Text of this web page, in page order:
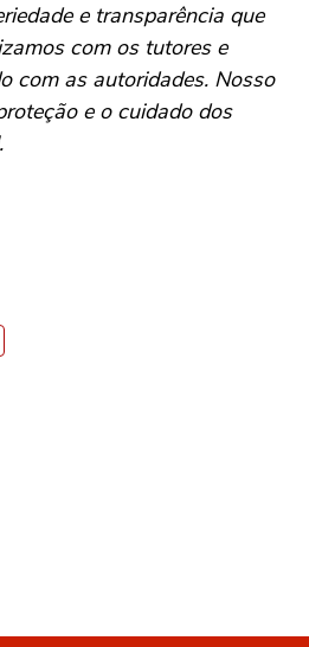
e transparência que
com os tutores e
com as autoridades. Nosso
e o cuidado dos